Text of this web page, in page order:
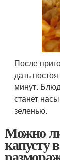
После
дать
минут.
станет
зеленью.
Можно
капусту